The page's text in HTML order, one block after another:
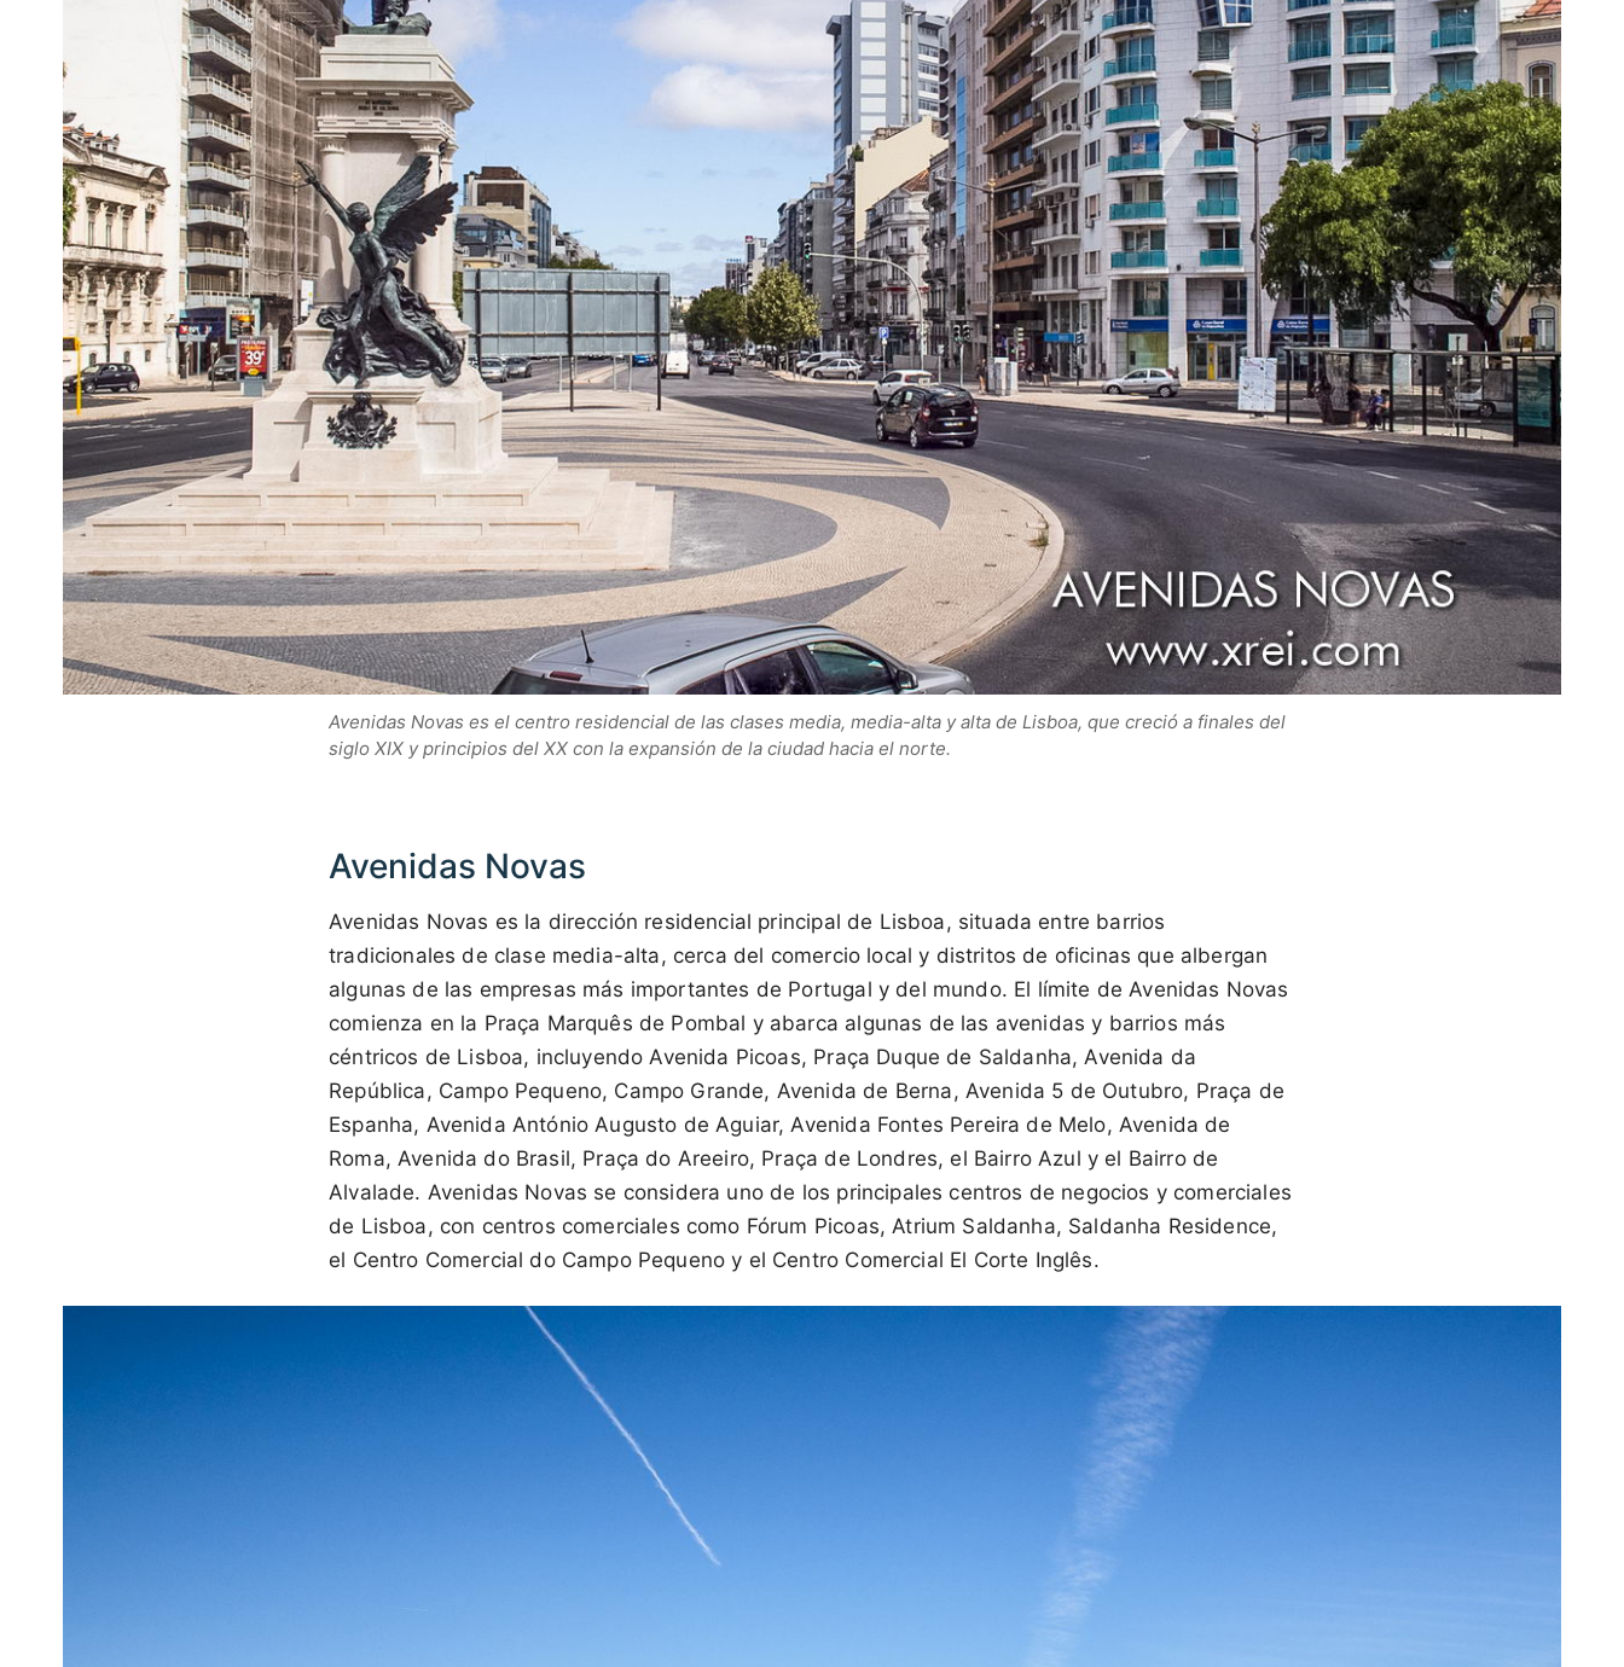
Avenidas Novas es el centro residencial de las clases media, media-alta y alta de Lisboa, que creció a finales del
siglo XIX y principios del XX con la expansión de la ciudad hacia el norte.
Avenidas Novas
Avenidas Novas es la dirección residencial principal de Lisboa, situada entre barrios
tradicionales de clase media-alta, cerca del comercio local y distritos de oficinas que albergan
algunas de las empresas más importantes de Portugal y del mundo. El límite de Avenidas Novas
comienza en la Praça Marquês de Pombal y abarca algunas de las avenidas y barrios más
céntricos de Lisboa, incluyendo Avenida Picoas, Praça Duque de Saldanha, Avenida da
República, Campo Pequeno, Campo Grande, Avenida de Berna, Avenida 5 de Outubro, Praça de
Espanha, Avenida António Augusto de Aguiar, Avenida Fontes Pereira de Melo, Avenida de
Roma, Avenida do Brasil, Praça do Areeiro, Praça de Londres, el Bairro Azul y el Bairro de
Alvalade. Avenidas Novas se considera uno de los principales centros de negocios y comerciales
de Lisboa, con centros comerciales como Fórum Picoas, Atrium Saldanha, Saldanha Residence,
el Centro Comercial do Campo Pequeno y el Centro Comercial El Corte Inglês.